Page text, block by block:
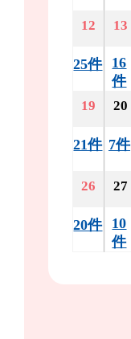
12
25件
13
16
件
19
21件
20
7件
26
20件
27
10
件